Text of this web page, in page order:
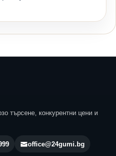
търсене, конкурентни цени и
office@24gumi.bg